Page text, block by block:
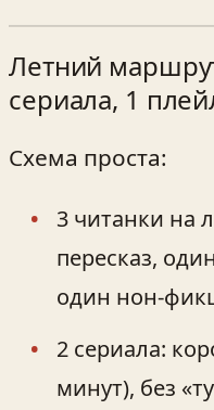
Летний
сериала, 1
Схема проста:
3 читанки на
пересказ,
один нон-
2 сериала:
минут), без